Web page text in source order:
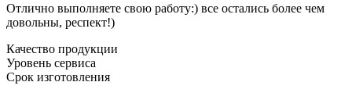
Отлично выполняете свою работу:) все остались более чем
довольны, респект!)
Качество продукции
Уровень сервиса
Срок изготовления